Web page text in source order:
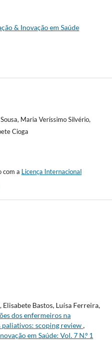
& Inovação em Saúde
Maria Veríssimo Silvério,
Cioga
com a Licença Internacional
Elisabete Bastos, Luísa Ferreira,
dos enfermeiros na
scoping review,
em Saúde: Vol. 7 N.º 1